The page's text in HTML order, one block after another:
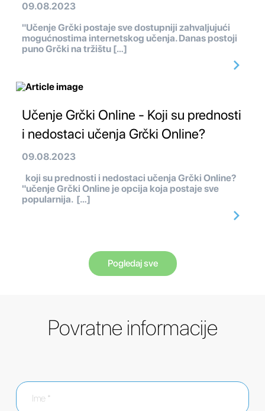
09.08.2023
"Učenje Grčki postaje sve dostupniji zahvaljujući
mogućnostima internetskog učenja. Danas postoji
puno Grčki na tržištu […]
Učenje Grčki Online - Koji su prednosti
i nedostaci učenja Grčki Online?
09.08.2023
koji su prednosti i nedostaci učenja Grčki Online?
"učenje Grčki Online je opcija koja postaje sve
popularnija. […]
Pogledaj sve
Povratne informacije